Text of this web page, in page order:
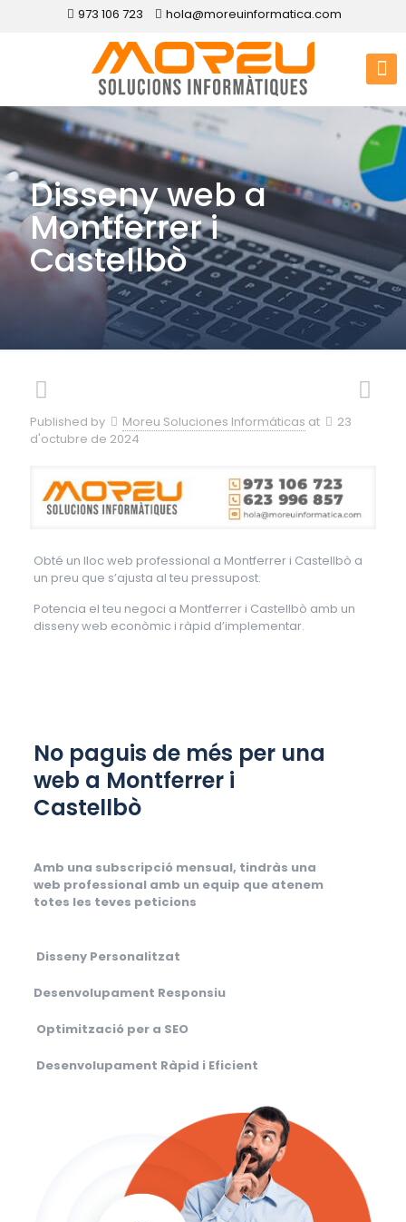
973 106 723 hola@moreuinformatica.com
Disseny web a
Montferrer i
Castellbò
Published by Moreu Soluciones Informáticas at
23
d'octubre de 2024
Obté un lloc web professional a Montferrer i Castellbò a
un preu que s’ajusta al teu pressupost.
Potencia el teu negoci a Montferrer i Castellbò amb un
disseny web econòmic i ràpid d’implementar.
No paguis de més per una
web a Montferrer i
Castellbò
Amb una subscripció mensual, tindràs una
web professional amb un equip que atenem
totes les teves peticions
Disseny Personalitzat
Desenvolupament Responsiu
Optimització per a SEO
Desenvolupament Ràpid i Eficient